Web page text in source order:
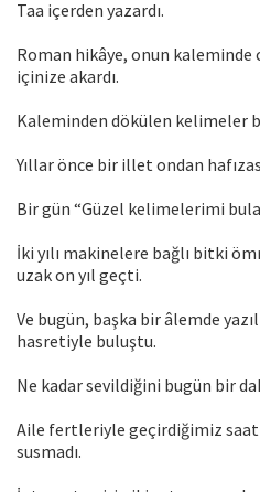
Taa içerden yazardı.
Roman hikâye, onun kaleminde
içinize akardı.
Kaleminden dökülen kelimeler
Yıllar önce bir illet ondan
Bir gün “Güzel kelimelerimi
İki yılı makinelere bağlı bitki
uzak on yıl geçti.
Ve bugün, başka bir âlemde
hasretiyle buluştu.
Ne kadar sevildiğini bugün bir
Aile fertleriyle geçirdiğimiz
susmadı.